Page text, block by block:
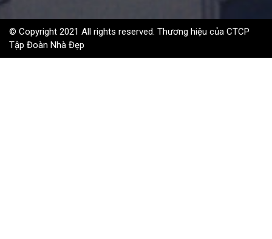
© Copyright 2021 All rights reserved. Thương hiệu của CTCP
Tập Đoàn Nhà Đẹp